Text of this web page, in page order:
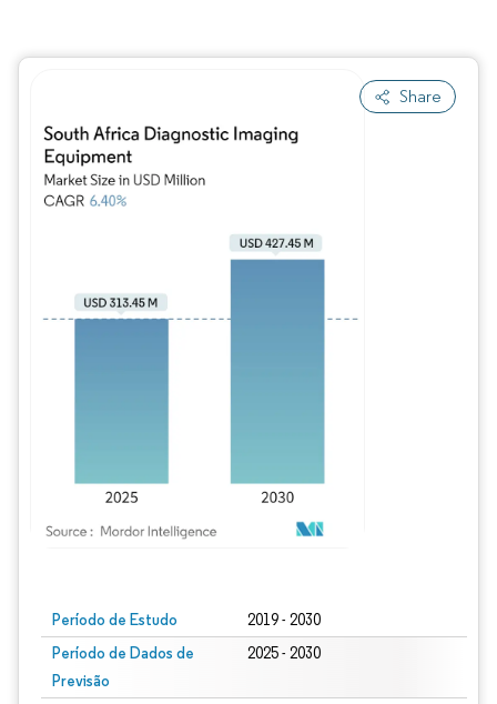
Share
Período de Estudo 2019 - 2030
Período de Dados de
Previsão
2025 - 2030